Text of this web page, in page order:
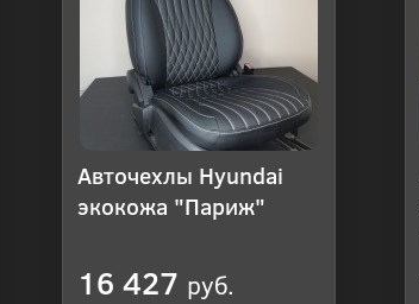
Авточехлы Hyundai
экокожа "Париж"
16 427 руб.